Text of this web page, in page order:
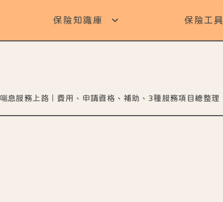
保險知識庫 保險工具
喘息服務上路｜費用、申請資格、補助、3種服務項目總整理